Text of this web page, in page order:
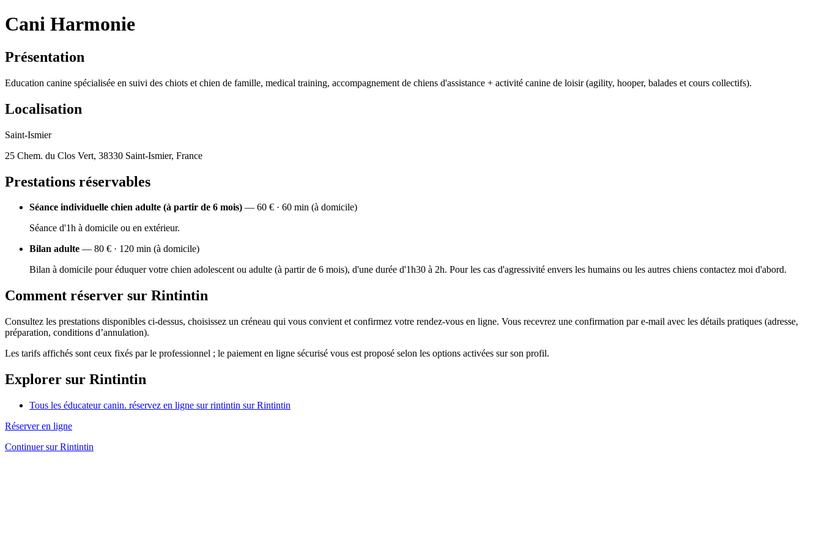
Cani Harmonie
Présentation
Education canine spécialisée en suivi des chiots et chien de famille, medical training, accompagnement de chiens d'assistance + activité canine de loisir (agility, hooper, balades et cours collectifs).
Localisation
Saint-Ismier
25 Chem. du Clos Vert, 38330 Saint-Ismier, France
Prestations réservables
Séance individuelle chien adulte (à partir de 6 mois) — 60 € · 60 min (à domicile)
Séance d'1h à domicile ou en extérieur.
Bilan adulte — 80 € · 120 min (à domicile)
Bilan à domicile pour éduquer votre chien adolescent ou adulte (à partir de 6 mois), d'une durée d'1h30 à 2h. Pour les cas d'agressivité envers les humains ou les autres chiens contactez moi d'abord.
Comment réserver sur Rintintin
Consultez les prestations disponibles ci-dessus, choisissez un créneau qui vous convient et confirmez votre rendez-vous en ligne. Vous recevrez une confirmation par e-mail avec les détails pratiques (adresse,
préparation, conditions d’annulation).
Les tarifs affichés sont ceux fixés par le professionnel ; le paiement en ligne sécurisé vous est proposé selon les options activées sur son profil.
Explorer sur Rintintin
Tous les éducateur canin. réservez en ligne sur rintintin sur Rintintin
Réserver en ligne
Continuer sur Rintintin